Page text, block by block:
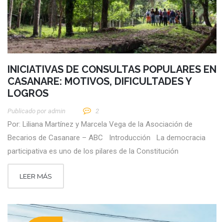
INICIATIVAS DE CONSULTAS POPULARES EN
CASANARE: MOTIVOS, DIFICULTADES Y
LOGROS
Publicado por Admin 2
Por: Liliana Martínez y Marcela Vega de la Asociación de
Becarios de Casanare – ABC Introducción La democracia
participativa es uno de los pilares de la Constitución
LEER MÁS